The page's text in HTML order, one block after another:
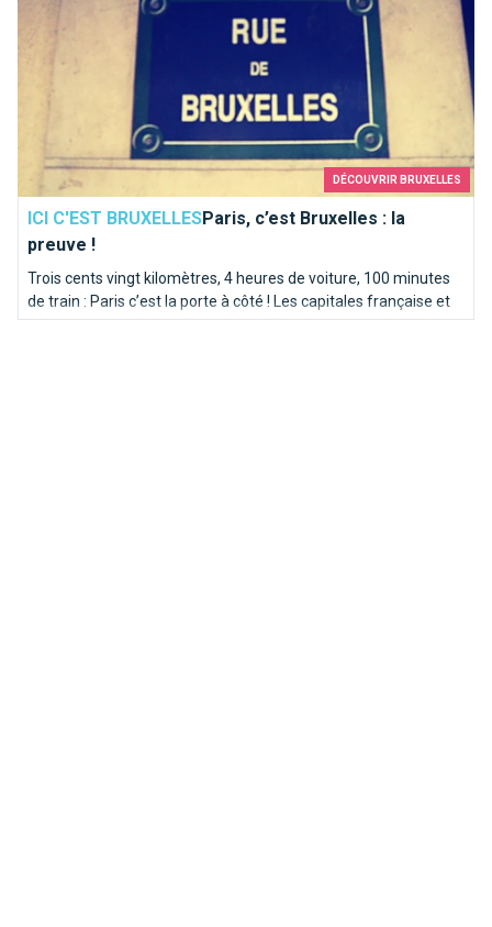
DÉCOUVRIR BRUXELLES
ICI C'EST BRUXELLESParis, c’est Bruxelles : la
preuve !
Trois cents vingt kilomètres, 4 heures de voiture, 100 minutes
de train : Paris c’est la porte à côté ! Les capitales française et
belge partagent bien plus qu’une rivière homonyme. Itinéraire